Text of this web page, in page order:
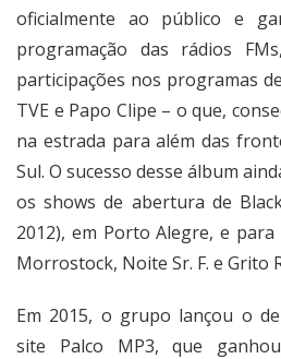
oficialmente ao público e
programação das rádios
participações nos programas
TVE e Papo Clipe – o que,
na estrada para além das
Sul. O sucesso desse álbum
os shows de abertura de
2012), em Porto Alegre, e
Morrostock, Noite Sr. F. e Grito
Em 2015, o grupo lançou o
site Palco MP3, que